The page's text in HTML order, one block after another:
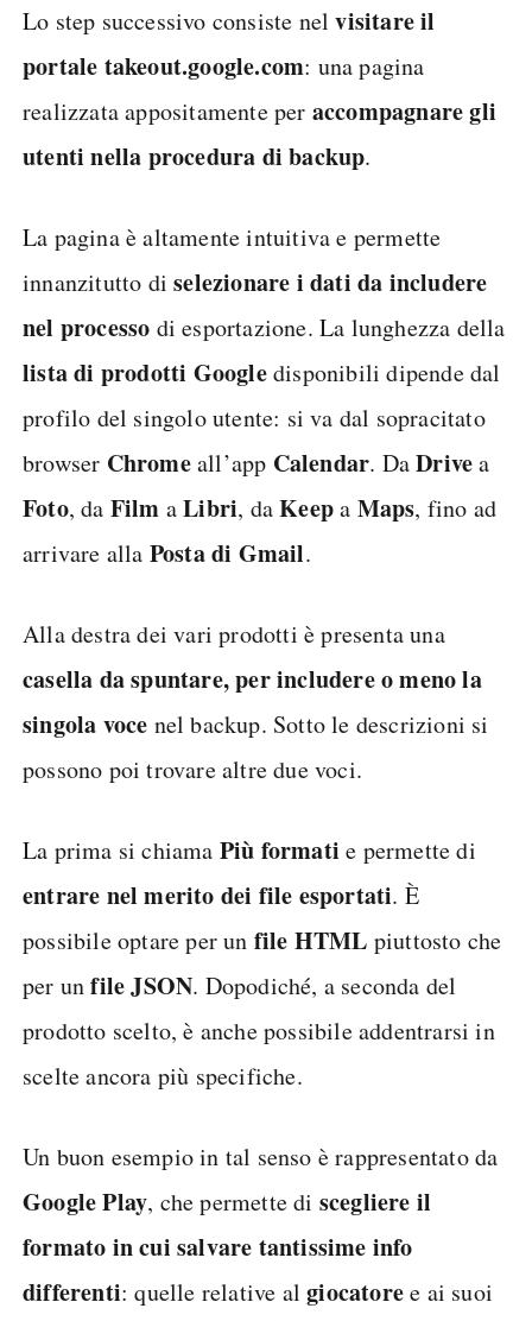
Lo step successivo consiste nelvisitare il
portale takeout.google.com: una pagina
realizzata appositamente per accompagnare gli
utenti nella procedura di backup.
La pagina è altamente intuitiva e permette
innanzitutto diselezionare i dati da includere
nel processo di esportazione. La lunghezza della
lista di prodotti Googledisponibili dipende dal
profilo del singolo utente: si va dal sopracitato
browser Chromeall’app Calendar. DaDrivea
Foto, da Film aLibri, daKeepa Maps, fino ad
arrivare alla Posta di Gmail.
Alla destra dei vari prodotti è presenta una
casella da spuntare, per includere o meno la
singola voce nel backup. Sotto le descrizioni si
possono poi trovare altre due voci.
La prima si chiama Più formati e permette di
entrare nel merito dei file esportati. È
possibile optare per un file HTML piuttosto che
per unfile JSON. Dopodiché, a seconda del
prodotto scelto, è anche possibile addentrarsi in
scelte ancora più specifiche.
Un buon esempio in tal senso è rappresentato da
Google Play, che permette di scegliere il
formato in cui salvare tantissime info
differenti: quelle relative algiocatoree ai suoi